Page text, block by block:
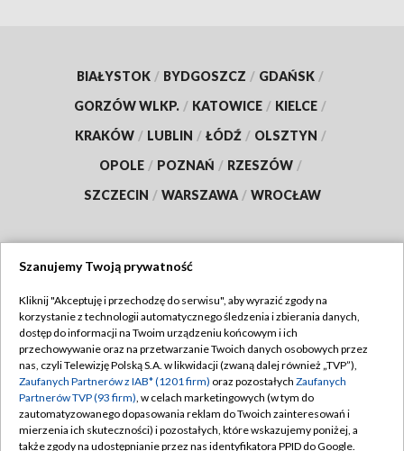
BIAŁYSTOK / BYDGOSZCZ / GDAŃSK /
GORZÓW WLKP. / KATOWICE / KIELCE /
KRAKÓW / LUBLIN / ŁÓDŹ / OLSZTYN /
OPOLE / POZNAŃ / RZESZÓW /
SZCZECIN / WARSZAWA / WROCŁAW
TVP
Abonament TVP
Emisja w TVP
Centrum informacji TVP
Naziemna Telewizja Cyfrowa
Regulamin TVP
Polityka prywatności
Moje zgody
Pomoc
Szanujemy Twoją prywatność
Kliknij "Akceptuję i przechodzę do serwisu", aby wyrazić zgody na
korzystanie z technologii automatycznego śledzenia i zbierania danych,
dostęp do informacji na Twoim urządzeniu końcowym i ich
przechowywanie oraz na przetwarzanie Twoich danych osobowych przez
nas, czyli Telewizję Polską S.A. w likwidacji (zwaną dalej również „TVP”),
Zaufanych Partnerów z IAB* (1201 firm) oraz pozostałych Zaufanych
Partnerów TVP (93 firm), w celach marketingowych (w tym do
zautomatyzowanego dopasowania reklam do Twoich zainteresowań i
mierzenia ich skuteczności) i pozostałych, które wskazujemy poniżej, a
także zgody na udostępnianie przez nas identyfikatora PPID do Google.